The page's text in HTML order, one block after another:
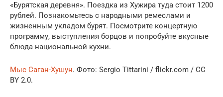
«Бурятская деревня». Поездка из Хужира туда стоит 1200
рублей. Познакомьтесь с народными ремеслами и
жизненным укладом бурят. Посмотрите концертную
программу, выступления борцов и попробуйте вкусные
блюда национальной кухни.
Мыс Саган-Хушун. Фото: Sergio Tittarini / flickr.com / CC
BY 2.0.